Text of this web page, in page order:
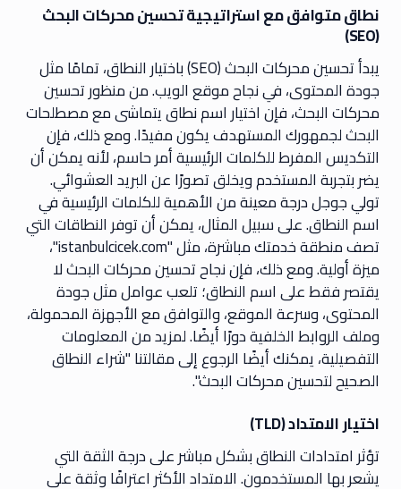
نطاق متوافق مع استراتيجية تحسين محركات البحث
(SEO)
يبدأ تحسين محركات البحث (SEO) باختيار النطاق، تمامًا مثل
جودة المحتوى، في نجاح موقع الويب. من منظور تحسين
محركات البحث، فإن اختيار اسم نطاق يتماشى مع مصطلحات
البحث لجمهورك المستهدف يكون مفيدًا. ومع ذلك، فإن
التكديس المفرط للكلمات الرئيسية أمر حاسم، لأنه يمكن أن
يضر بتجربة المستخدم ويخلق تصورًا عن البريد العشوائي.
تولي جوجل درجة معينة من الأهمية للكلمات الرئيسية في
اسم النطاق. على سبيل المثال، يمكن أن توفر النطاقات التي
تصف منطقة خدمتك مباشرة، مثل "istanbulcicek.com"،
ميزة أولية. ومع ذلك، فإن نجاح تحسين محركات البحث لا
يقتصر فقط على اسم النطاق؛ تلعب عوامل مثل جودة
المحتوى، وسرعة الموقع، والتوافق مع الأجهزة المحمولة،
وملف الروابط الخلفية دورًا أيضًا. لمزيد من المعلومات
التفصيلية، يمكنك أيضًا الرجوع إلى مقالتنا "شراء النطاق
الصحيح لتحسين محركات البحث".
اختيار الامتداد (TLD)
تؤثر امتدادات النطاق بشكل مباشر على درجة الثقة التي
يشعر بها المستخدمون. الامتداد الأكثر اعترافًا وثقة على